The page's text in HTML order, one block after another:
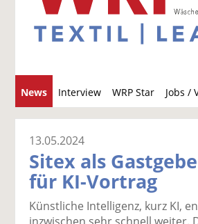
News Interview WRP Star Jobs /
13.05.2024
Sitex als
für KI-Vortrag
Künstliche Intelligenz, kurz KI,
inzwischen sehr schnell weiter.